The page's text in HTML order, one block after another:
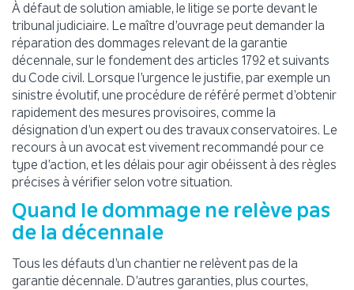
À défaut de solution amiable, le litige se porte devant le
tribunal judiciaire. Le maître d’ouvrage peut demander la
réparation des dommages relevant de la garantie
décennale, sur le fondement des articles 1792 et suivants
du Code civil. Lorsque l’urgence le justifie, par exemple un
sinistre évolutif, une procédure de référé permet d’obtenir
rapidement des mesures provisoires, comme la
désignation d’un expert ou des travaux conservatoires. Le
recours à un avocat est vivement recommandé pour ce
type d’action, et les délais pour agir obéissent à des règles
précises à vérifier selon votre situation.
Quand le dommage ne relève pas
de la décennale
Tous les défauts d’un chantier ne relèvent pas de la
garantie décennale. D’autres garanties, plus courtes,